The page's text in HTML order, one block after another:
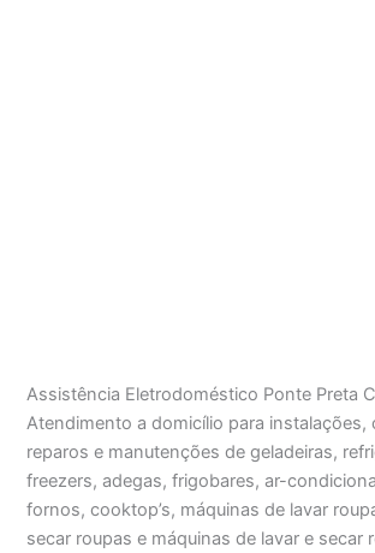
Assistência Eletrodoméstico Ponte Preta
Atendimento a domicílio para instalações,
reparos e manutenções de geladeiras,
freezers, adegas, frigobares, ar-
fornos, cooktop’s, máquinas de lavar
secar roupas e máquinas de lavar e secar